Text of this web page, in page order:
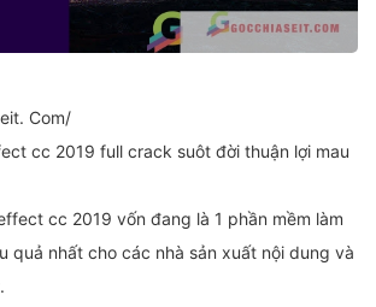
Com/
cc 2019 full crack suôt đời thuận lợi mau
cc 2019 vốn đang là 1 phần mềm làm
quả nhất cho các nhà sản xuất nội dung và